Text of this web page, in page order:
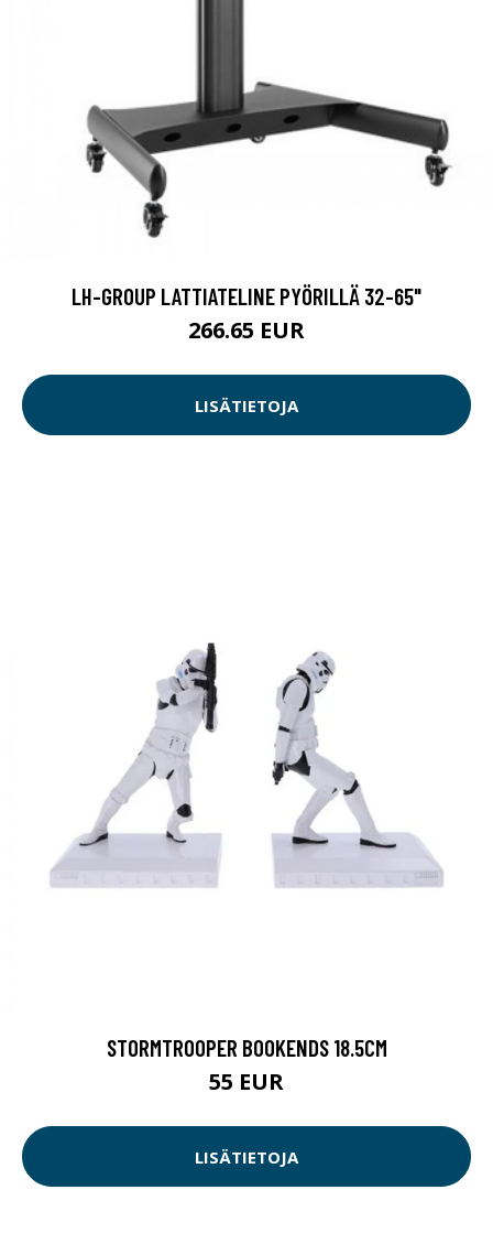
LH-GROUP LATTIATELINE PYÖRILLÄ 32-65"
266.65 EUR
LISÄTIETOJA
STORMTROOPER BOOKENDS 18.5CM
55 EUR
LISÄTIETOJA